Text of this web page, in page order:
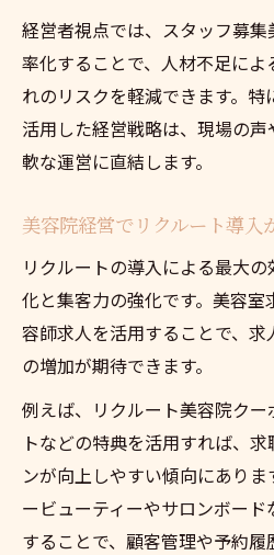
美容院経営で収益アップ
美容院リクルートを
作り方
美容院の集客と収益
予約システム導入で
大化
美容院リクルートが
造
美容院経営で収益ア
安定経営を目指すならリ
美容院リクルート導
る方法
美容院経営の安定化
経営者視点では、スタッフ募
率化することで、人材不足に
れのリスクを軽減できます。
活用した経営戦略は、現場の
軟な運営に直結します。
美容院経営でリクルート導入
リクルートの導入による最大
化と集客力の強化です。美容
容師求人を活用することで、
の増加が期待できます。
例えば、リクルート美容院ク
トなどの特典を活用すれば、
ンが向上しやすい傾向にあり
ービューティーやサロンボー
することで、顧客管理や予約